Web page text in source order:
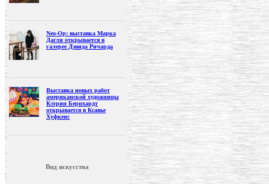
Neo-Op: выставка Марка
Дагли открывается в
галерее Дэвида Ричарда
Выставка новых работ
американской художницы
Кэтрин Бернхардт
открывается в Ксавье
Хуфкенс
Вид искусства